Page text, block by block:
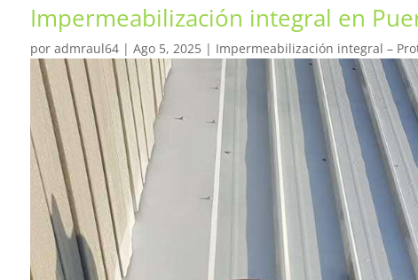
Impermeabilización integral en
por admraul64| Ago 5, 2025| Impermeabilización integral –